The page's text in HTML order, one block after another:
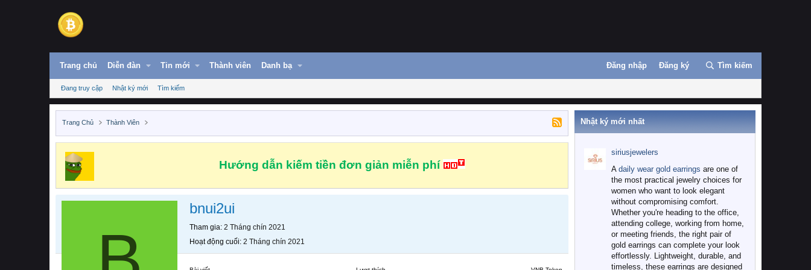
Trang chủ Diễn đàn Tin mới Thành viên Danh bạ Đăng nhập Đăng ký Tìm kiếm
Đang truy cập Nhật ký mới Tìm kiếm
Trang Chủ Thành Viên
Hướng dẫn kiếm tiền đơn giản miễn phí
bnui2ui
Tham gia 2 Tháng chín 2021
Hoạt động cuối 2 Tháng chín 2021
Nhật ký mới nhất
siriusjewelers
A daily wear gold earrings are one of
the most practical jewelry choices for
women who want to look elegant
without compromising comfort.
Whether you're heading to the office,
attending college, working from home,
or meeting friends, the right pair of
gold earrings can complete your look
effortlessly. Lightweight, durable, and
timeless, these earrings are designed